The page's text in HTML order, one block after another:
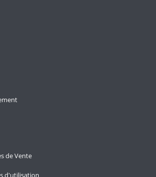
de Vente
d'utilisation